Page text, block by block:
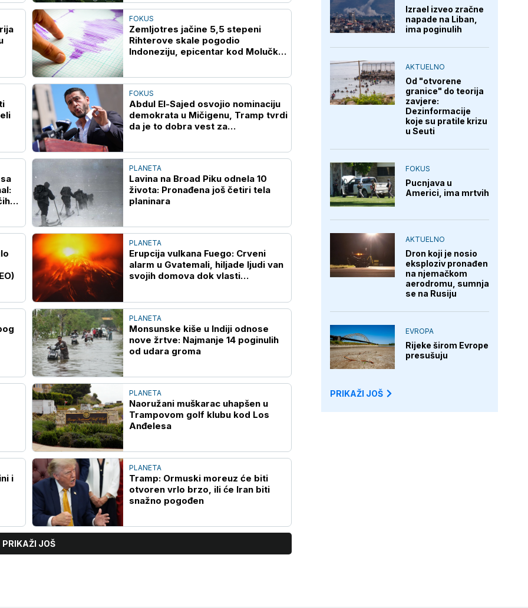
FOKUS
Zemljotres jačine 5,5 stepeni
Rihterove skale pogodio
Indoneziju, epicentar kod Molučkih
FOKUS
Abdul El-Sajed osvojio nominaciju
demokrata u Mičigenu, Tramp tvrdi
da je to dobra vest za
PLANETA
Lavina na Broad Piku odnela 10
života: Pronađena još četiri tela
planinara
PLANETA
Erupcija vulkana Fuego: Crveni
alarm u Gvatemali, hiljade ljudi van
svojih domova dok vlasti
PLANETA
Monsunske kiše u Indiji odnose
nove žrtve: Najmanje 14 poginulih
od udara groma
PLANETA
Naoružani muškarac uhapšen u
Trampovom golf klubu kod Los
Anđelesa
i
PLANETA
Tramp: Ormuski moreuz će biti
otvoren vrlo brzo, ili će Iran biti
snažno pogođen
PRIKAŽI JOŠ
Izrael izveo zračne
napade na Liban,
ima poginulih
AKTUELNO
Od "otvorene
granice" do teorija
zavjere:
Dezinformacije
koje su pratile krizu
u Seuti
FOKUS
Pucnjava u
Americi, ima mrtvih
AKTUELNO
Dron koji je nosio
eksploziv pronađen
na njemačkom
aerodromu, sumnja
se na Rusiju
EVROPA
Rijeke širom Evrope
presušuju
PRIKAŽI JOŠ